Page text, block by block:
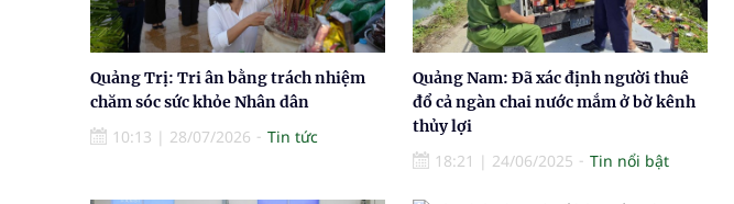
Quảng Trị: Tri ân bằng trách nhiệm
chăm sóc sức khỏe Nhân dân
10:13 | 28/07/2026 Tin tức
Quảng Nam: Đã xác định người thuê
đổ cả ngàn chai nước mắm ở bờ kênh
thủy lợi
18:21 | 24/06/2025 Tin nổi bật